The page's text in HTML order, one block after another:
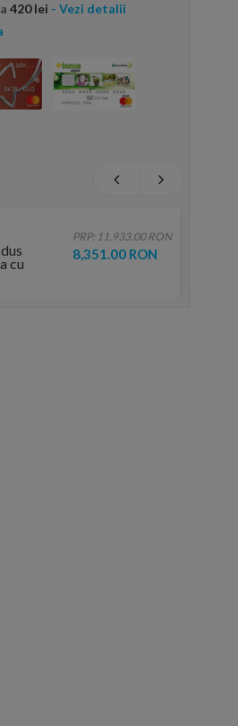
420 lei - Vezi detalii
cu
PRP: 11,933.00 RON
8,351.00 RON